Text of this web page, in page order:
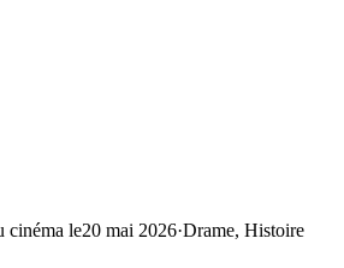
cinéma le20 mai 2026·Drame, Histoire